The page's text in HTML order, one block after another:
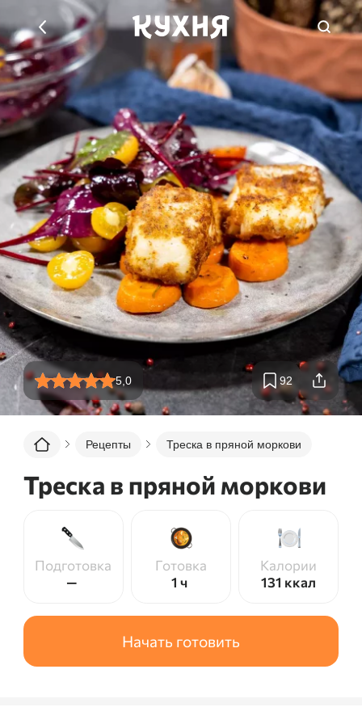
5,0 92
Рецепты Треска в пряной моркови
Треска в пряной моркови
Подготовка
—
Готовка
1 ч
Калории
131 ккал
Начать готовить